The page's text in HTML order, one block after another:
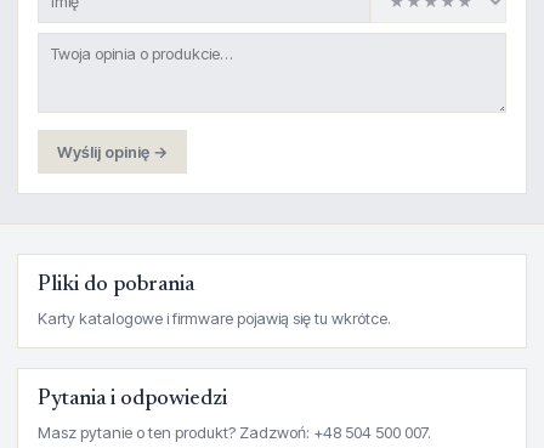
Wyślij opinię →
Pliki do pobrania
Karty katalogowe i firmware pojawią się tu wkrótce.
Pytania i odpowiedzi
Masz pytanie o ten produkt? Zadzwoń: +48 504 500 007.